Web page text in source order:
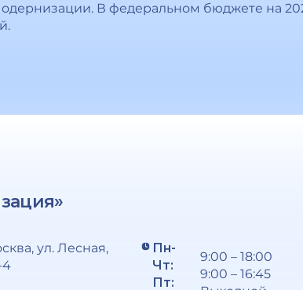
В федеральном бюджете на
ул. Лесная,
4
Пн-
Чт:
Пт:
9:00 – 18:00
9:00 – 16:45